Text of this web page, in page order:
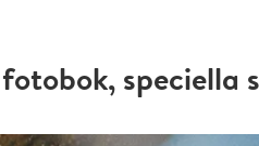
speciella